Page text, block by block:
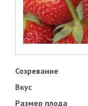
Созревание
Вкус
Размер плода